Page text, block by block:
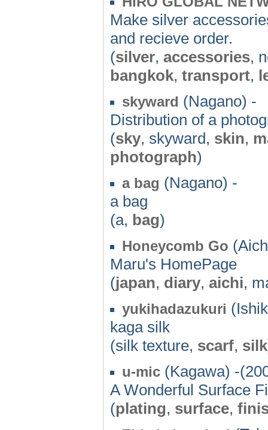
Make silver
and recieve order.
(silver, accessories,
bangkok, transport,
skyward (Nagano) -
Distribution of a
(sky, skyward, skin,
photograph)
a bag (Nagano) -
a bag
(a, bag)
Honeycomb Go
Maru's HomePage
(japan, diary, aichi,
yukihadazukuri
kaga silk
(silk texture, scarf, silk
u-mic (Kagawa) -
A Wonderful Surface
(plating, surface,